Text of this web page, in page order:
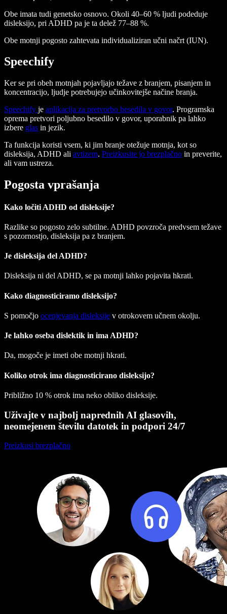
Obe imata tudi genetsko osnovo. Okoli 40–60 % ljudi podeduje
disleksijo, pri ADHD pa je ta delež 77–88 %.
Obe motnji pogosto zahtevata individualiziran učni načrt (IUN).
Speechify
Ker se pri obeh motnjah pojavljajo težave z branjem, pisanjem in
koncentracijo, ljudje potrebujejo učinkovitejše načine branja.
Speechify je aplikacija za pretvorbo besedila v govor. Programska
oprema pretvori poljubno besedilo v govor, uporabnik pa lahko
izbere glas in jezik.
Ta funkcija koristi vsem, ki jim branje otežuje motnja, kot so
disleksija, ADHD ali avtizem. Preizkusite jo brezplačno in preverite,
ali vam ustreza.
Pogosta vprašanja
Kako ločiti ADHD od disleksije?
Razlike so pogosto zelo subtilne. ADHD povzroča predvsem težave
s pozornostjo, disleksija pa z branjem.
Je disleksija del ADHD?
Disleksija ni del ADHD, se pa motnji lahko pojavita hkrati.
Kako diagnosticiramo disleksijo?
S pomočjo ocenjevanja disleksije v otrokovem učnem okolju.
Je lahko oseba dislektik in ima ADHD?
Da, mogoče je imeti obe motnji hkrati.
Koliko otrok ima diagnosticirano disleksijo?
Približno 10 % otrok ima neko obliko disleksije.
Uživajte v najbolj naprednih AI glasovih,
neomejenem številu datotek in podpori 24/7
Preizkusi brezplačno